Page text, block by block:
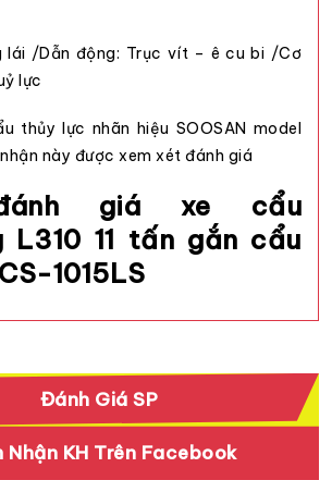
lái /Dẫn động: Trục vít – ê cu bi /Cơ
lực
thủy lực nhãn hiệu SOOSAN model
này được xem xét đánh giá
giá xe cẩu
L310 11 tấn gắn cẩu
1015LS
Đánh Giá SP
Nhận KH Trên Facebook